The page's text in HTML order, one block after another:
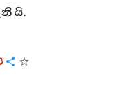
යි.